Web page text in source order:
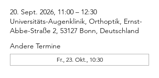
20. Sept. 2026, 11:00 – 12:30
Universitäts-Augenklinik, Orthoptik, Ernst-
Abbe-Straße 2, 53127 Bonn, Deutschland
Andere Termine
Fr., 23. Okt., 10:30